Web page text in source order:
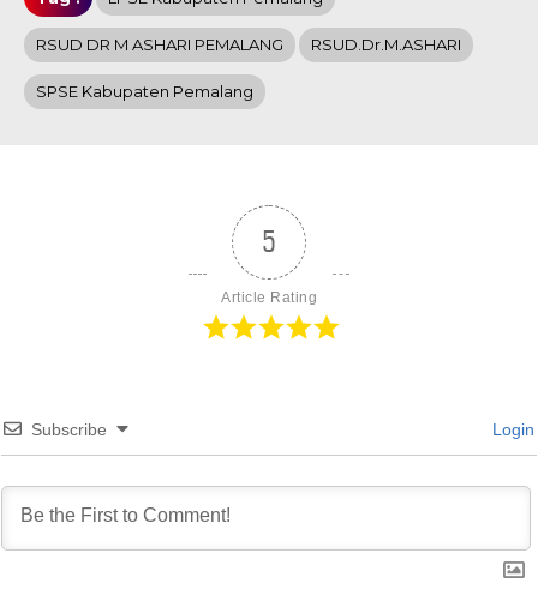
RSUD DR M ASHARI PEMALANG RSUD.dr.M.ASHARI
SPSE Kabupaten Pemalang
5
Article Rating
Subscribe Login